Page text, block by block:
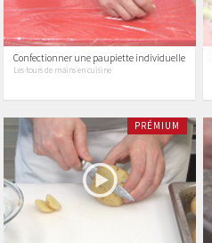
Confectionner une paupiette individuelle
Les tours de mains en cuisine
PRÉMIUM